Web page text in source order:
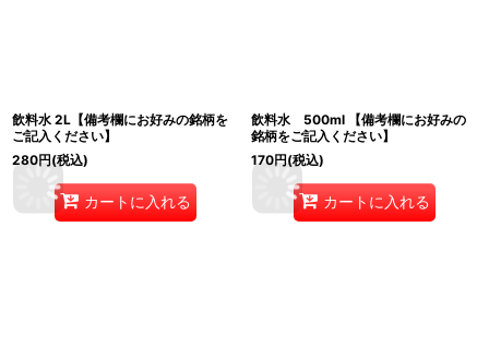
飲料水 2L【備考欄にお好みの銘柄を
ご記入ください】
280円(税込)
カートに入れる
飲料水 500ml 【備考欄にお好みの
銘柄をご記入ください】
170円(税込)
カートに入れる